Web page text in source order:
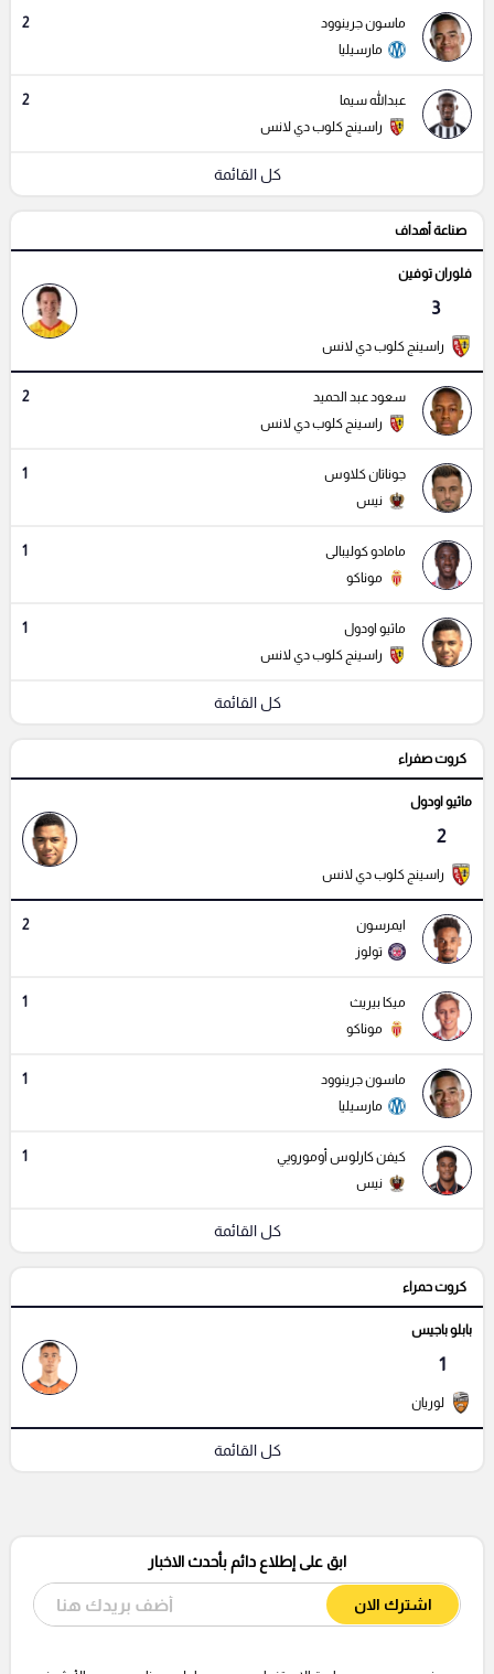
ماسون جرينوود 2
مارسيليا
عبدالله سيما 2
راسينج كلوب دي لانس
كل القائمة
صناعة أهداف
فلوران توفين
3
راسينج كلوب دي لانس
سعود عبد الحميد 2
راسينج كلوب دي لانس
جوناتان كلاوس 1
نيس
مامادو كوليبالى 1
موناكو
ماثيو اودول 1
راسينج كلوب دي لانس
كل القائمة
كروت صفراء
ماثيو اودول
2
راسينج كلوب دي لانس
ايمرسون 2
تولوز
ميكا بيريث 1
موناكو
ماسون جرينوود 1
مارسيليا
كيفن كارلوس أومورويي 1
نيس
كل القائمة
كروت حمراء
بابلو باجيس
1
لوريان
كل القائمة
ابق على إطلاع دائم بأحدث الاخبار
اشترك الان